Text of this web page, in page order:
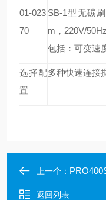
01-023
70
SB-1型无碳
m，220V/50Hz
包括：可变速
选择配
置
多种快速连接
上一个：
返回列表